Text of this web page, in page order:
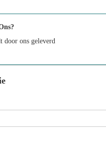
door ons geleverd